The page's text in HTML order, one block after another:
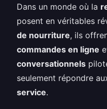
les
livraison
Dans un monde où la
posent en véritables
de nourriture, ils
commandes en ligne
conversationnels
seulement répondre
service.